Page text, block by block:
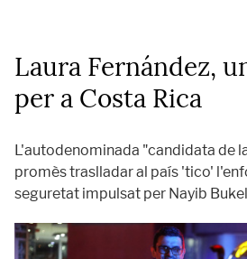
Laura Fernández,
per a Costa Rica
L'autodenominada "candidata de
promès traslladar al país 'tico'
seguretat impulsat per Nayib